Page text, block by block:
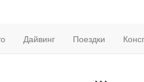
Дайвинг Поездки